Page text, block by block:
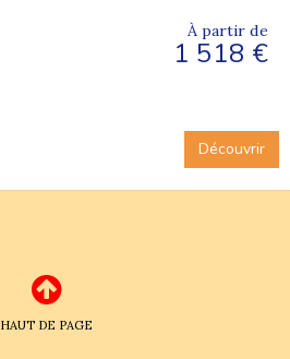
À partir de
1 518 €
Découvrir
HAUT DE PAGE